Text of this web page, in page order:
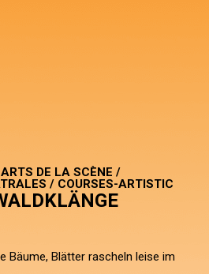
DE LA SCÈNE /
/ COURSES-ARTISTIC
Bäume, Blätter rascheln leise im